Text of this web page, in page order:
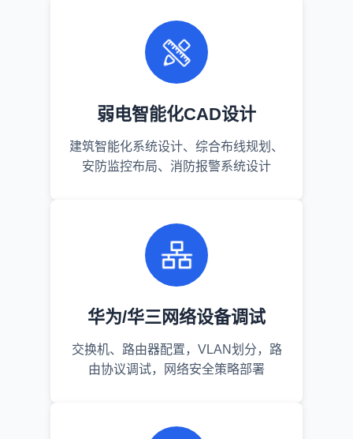
弱电智能化CAD设计
建筑智能化系统设计、综合布线规划、
安防监控布局、消防报警系统设计
华为/华三网络设备调试
交换机、路由器配置，VLAN划分，路
由协议调试，网络安全策略部署